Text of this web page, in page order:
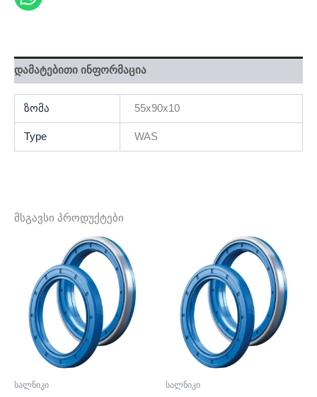
დამატებითი ინფორმაცია
ზომა 55x90x10
Type WAS
მსგავსი პროდუქტები
სალნიკი სალნიკი